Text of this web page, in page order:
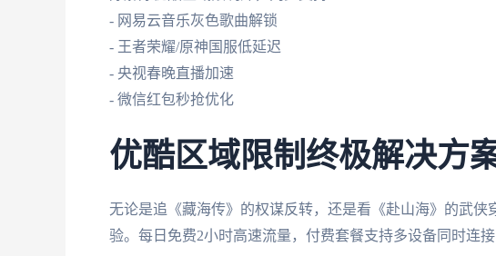
- 网易云音乐灰色歌曲解锁
- 王者荣耀/原神国服低延迟
- 央视春晚直播加速
- 微信红包秒抢优化
优酷区域限制终极解决方
无论是追《藏海传》的权谋反转，还是看《赴山海》的武
验。每日免费2小时高速流量，付费套餐支持多设备同时连